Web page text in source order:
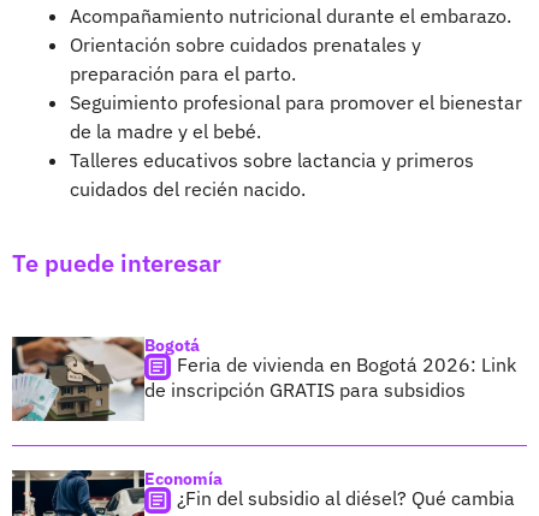
Acompañamiento nutricional durante el embarazo.
Orientación sobre cuidados prenatales y
preparación para el parto.
Seguimiento profesional para promover el bienestar
de la madre y el bebé.
Talleres educativos sobre lactancia y primeros
cuidados del recién nacido.
Te puede interesar
Bogotá
Feria de vivienda en Bogotá 2026: Link
de inscripción GRATIS para subsidios
Economía
¿Fin del subsidio al diésel? Qué cambia